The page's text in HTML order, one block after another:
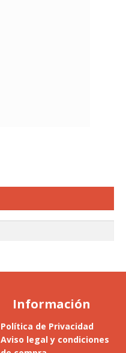
Información
Política de Privacidad
Aviso legal y condiciones